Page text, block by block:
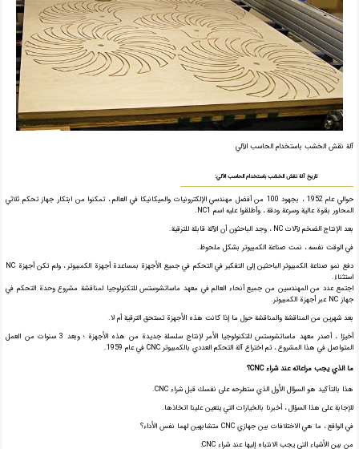
آلة نقش الخشب باستخدام الحاسب الآلي
تاريخ آلة نقش الخشب باستخدام الحاسب الآلي:
حوالي عام 1952 ، بجهود 100 من أفضل مهندسي الإلكترونيات والميكانيكا في العالم ، تمكنوا من ابتكار جهاز تحكم ثلاثي
المحاور بقوة عالية وسرعة ودقة ، وأطلقوا عليه اسم NC1.
بعد الإنتاج الضخم لآلات NC ، وجد الباحثون أن الآلة قابلة للترقية.
في الوقت نفسه ، نمت صناعة الكمبيوتر بشكل ملحوظ.
دفع نمو صناعة الكمبيوتر الباحثين إلى التفكير في التحكم في جميع الأجهزة بمساعدة أجهزة الكمبيوتر ، ولم تكن أجهزة NC
استثناءً.
اجتمع عدد من المهندسين من جميع أنحاء العالم في معهد ماساتشوستس للتكنولوجيا لمناقشة مشروع وحدة التحكم في
جهاز NC عبر أجهزة الكمبيوتر.
بعد شهرين من المناقشة والمناقشة حول ما إذا كانت هذه الأجهزة تستحق الترقية أم لا.
أخيرًا ، أصدر معهد ماساتشوستس للتكنولوجيا الأمر لإنتاج سلسلة جديدة من هذه الأجهزة ؛ وبعد 3 سنوات من العمل
المتواصل في هذا المشروع ، تم اختراع آلة التحكم العددي بالكمبيوتر CNC في عام 1959.
ما الذي يجب مراعاته عند شراء CNC؟
هذا بالتأكيد هو السؤال الأول الذي ستطرحه على نفسك قبل شراء CNC.
للإجابة على هذا السؤال ، أخبرنا بالخيارات التي يتعين علينا اتخاذها.
في الواقع ، ما هي الاختلافات بين جهازي CNC متشابهين لهما نفس الأداء؟
من بين الأشياء التي يجب الانتباه إليها عند شراء CNC: